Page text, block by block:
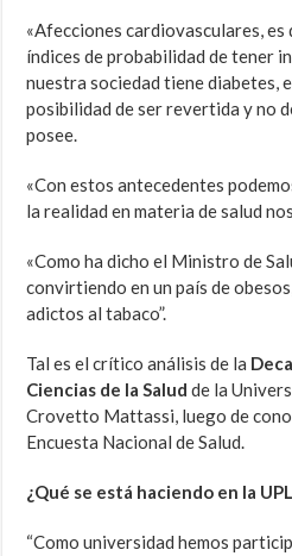
«Afecciones cardiovasculares,
índices de probabilidad de tener
nuestra sociedad tiene diabetes,
posibilidad de ser revertida y no
posee.
«Con estos antecedentes
la realidad en materia de salud
«Como ha dicho el Ministro de
convirtiendo en un país de
adictos al tabaco”.
Tal es el crítico análisis de la
Ciencias de la Salud de la
Crovetto Mattassi, luego de
Encuesta Nacional de Salud.
¿Qué se está haciendo en la
“Como universidad hemos